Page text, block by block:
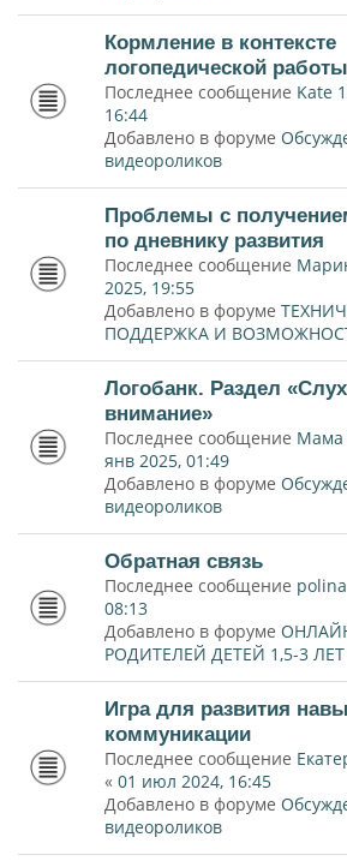
Кормление в контексте
логопедической
Последнее сообщение Kate
16:44
Добавлено в форуме
видеороликов
Проблемы с
по дневнику развития
Последнее сообщение
2025, 19:55
Добавлено в форуме
ПОДДЕРЖКА И
Логобанк. Раздел
внимание»
Последнее сообщение Мама
янв 2025, 01:49
Добавлено в форуме
видеороликов
Обратная связь
Последнее сообщение polina
08:13
Добавлено в форуме
РОДИТЕЛЕЙ ДЕТЕЙ 1,5-3
Игра для развития
коммуникации
Последнее сообщение
« 01 июл 2024, 16:45
Добавлено в форуме
видеороликов